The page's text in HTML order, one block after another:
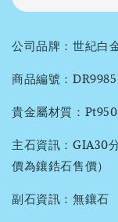
公司品牌：世紀白
商品編號：
貴金屬材質：
主石資訊：GIA30
價為鑲鋯石售價）
副石資訊：無鑲石